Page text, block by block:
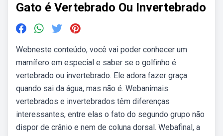
Gato é Vertebrado Ou Invertebrado
Webneste conteúdo, você vai poder conhecer um
mamífero em especial e saber se o golfinho é
vertebrado ou invertebrado. Ele adora fazer graça
quando sai da água, mas não é. Webanimais
vertebrados e invertebrados têm diferenças
interessantes, entre elas o fato do segundo grupo não
dispor de crânio e nem de coluna dorsal. Webafinal, a